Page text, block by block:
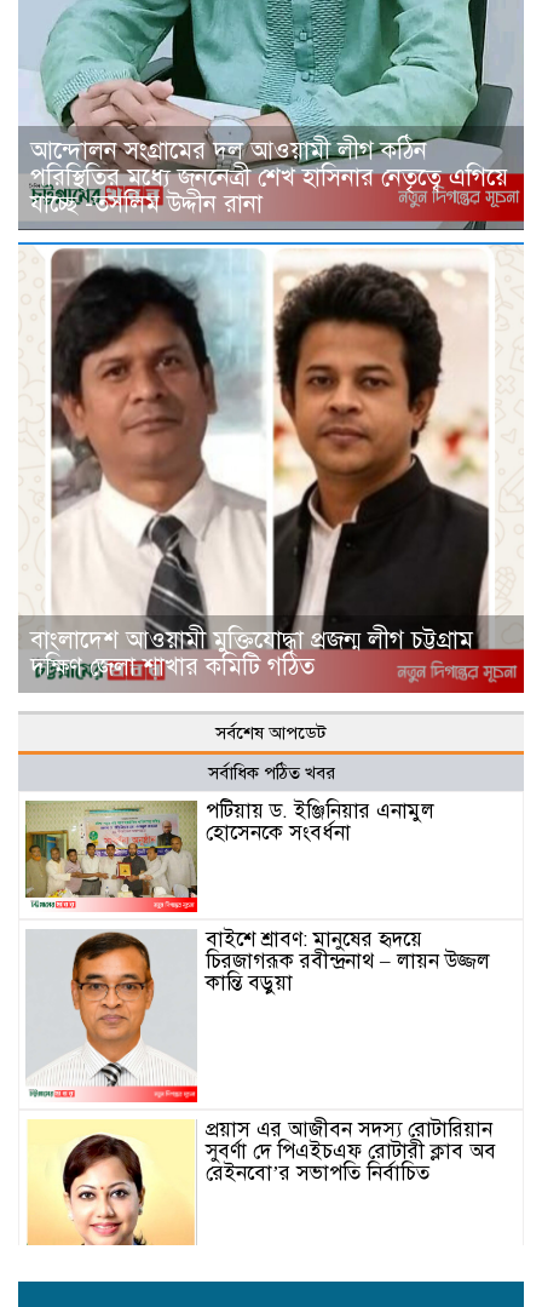
আন্দোলন সংগ্রামের দল আওয়ামী লীগ কঠিন
পরিস্থিতির মধ্যে জননেত্রী শেখ হাসিনার নেতৃত্বে এগিয়ে
যাচ্ছে -তসলিম উদ্দীন রানা
বাংলাদেশ আওয়ামী মুক্তিযোদ্ধা প্রজন্ম লীগ চট্টগ্রাম
দক্ষিণ জেলা শাখার কমিটি গঠিত
সর্বশেষ আপডেট
সর্বাধিক পঠিত খবর
পটিয়ায় ড. ইঞ্জিনিয়ার এনামুল
হোসেনকে সংবর্ধনা
বাইশে শ্রাবণ: মানুষের হৃদয়ে
চিরজাগরূক রবীন্দ্রনাথ – লায়ন উজ্জল
কান্তি বড়ুয়া
প্রয়াস এর আজীবন সদস্য রোটারিয়ান
সুবর্ণা দে পিএইচএফ রোটারী ক্লাব অব
রেইনবো’র সভাপতি নির্বাচিত